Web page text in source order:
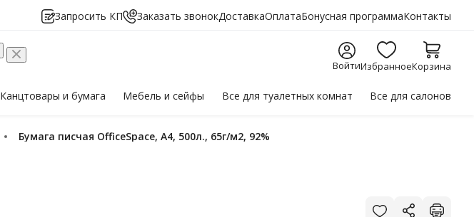
Запросить КП Заказать звонокДоставкаОплатаБонусная программаКонтакты
ВойтиИзбранноеКорзина
Канцтовары и бумага Мебельи сейфы Все для туалетных комнат Все для салонов
Бумага писчая OfficeSpace, А4, 500л., 65г/м2, 92%